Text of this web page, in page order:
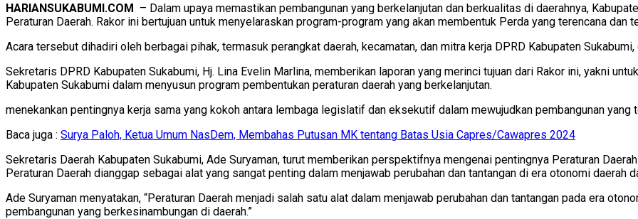
HARIANSUKABUMI.COM – Dalam upaya memastikan pembangunan yang berkelanjutan dan berkualitas di daerahnya,
Peraturan Daerah. Rakor ini bertujuan untuk menyelaraskan program-program yang akan membentuk Perda yang terencana dan
Acara tersebut dihadiri oleh berbagai pihak, termasuk perangkat daerah, kecamatan, dan mitra kerja DPRD Kabupaten
Sekretaris DPRD Kabupaten Sukabumi, Hj. Lina Evelin Marlina, memberikan laporan yang merinci tujuan dari Rakor ini, yakni
Kabupaten Sukabumi dalam menyusun program pembentukan peraturan daerah yang berkelanjutan.
menekankan pentingnya kerja sama yang kokoh antara lembaga legislatif dan eksekutif dalam mewujudkan pembangunan yang
Baca juga : Surya Paloh, Ketua Umum NasDem, Membahas Putusan MK tentang Batas Usia Capres/Cawapres 2024
Sekretaris Daerah Kabupaten Sukabumi, Ade Suryaman, turut memberikan perspektifnya mengenai pentingnya Peraturan
Peraturan Daerah dianggap sebagai alat yang sangat penting dalam menjawab perubahan dan tantangan di era otonomi daerah
Ade Suryaman menyatakan, “Peraturan Daerah menjadi salah satu alat dalam menjawab perubahan dan tantangan pada era
pembangunan yang berkesinambungan di daerah.”